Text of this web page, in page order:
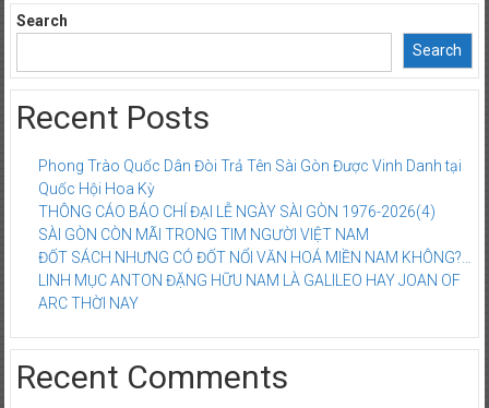
Search
Search
Recent Posts
Phong Trào Quốc Dân Đòi Trả Tên Sài Gòn Được Vinh Danh tại
Quốc Hội Hoa Kỳ
THÔNG CÁO BÁO CHÍ ĐẠI LỄ NGÀY SÀI GÒN 1976-2026(4)
SÀI GÒN CÒN MÃI TRONG TIM NGƯỜI VIỆT NAM
ĐỐT SÁCH NHƯNG CÓ ĐỐT NỔI VĂN HOÁ MIỀN NAM KHÔNG?…
LINH MỤC ANTON ĐẶNG HỮU NAM LÀ GALILEO HAY JOAN OF
ARC THỜI NAY
Recent Comments